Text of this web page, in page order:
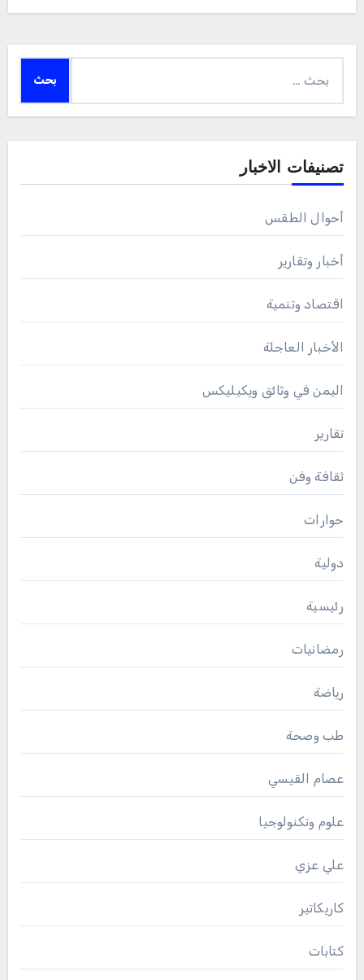
عن:
تصنيفات الاخبار
أحوال الطقس
أخبار وتقارير
اقتصاد وتنمية
الأخبار العاجلة
اليمن في وثائق ويكيليكس
تقارير
ثقافة وفن
حوارات
دولية
رئيسية
رمضانيات
رياضة
طب وصحة
عصام القيسي
علوم وتكنولوجيا
علي عزي
كاريكاتير
كتابات